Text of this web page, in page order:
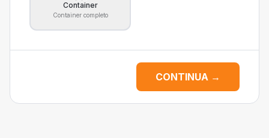
Container
Container completo
CONTINUA →